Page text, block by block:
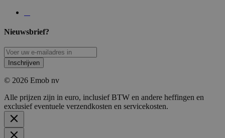
Nieuwsbrief?
Inschrijven
© 2026 Emob nv
Alle prijzen zijn in euro, inclusief BTW en andere heffingen en
exclusief eventuele verzendkosten en servicekosten.